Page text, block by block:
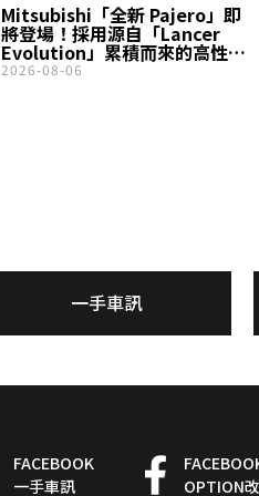
Mitsubishi「全新 Pajero」即
將登場！採用源自「Lancer
Evolution」累積而來的高性能
四輪控制技術，以及「強韌
2026-08-06
一手車訊
FACEBOOK
一手車訊
OPTION